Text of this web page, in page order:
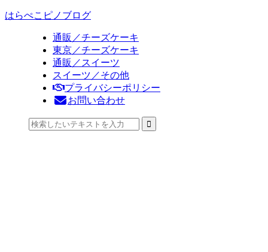
はらぺこピノブログ
通販／チーズケーキ
東京／チーズケーキ
通販／スイーツ
スイーツ／その他
プライバシーポリシー
お問い合わせ